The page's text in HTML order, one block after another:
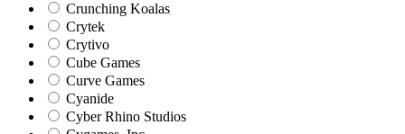
Crunching Koalas
Crytek
Crytivo
Cube Games
Curve Games
Cyanide
Cyber Rhino Studios